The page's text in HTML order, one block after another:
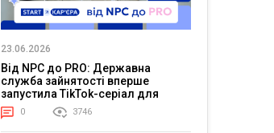
23.06.2026
Від NPC до PRO: Державна
служба зайнятості вперше
запустила TikTok-серіал для
молоді
0 3746